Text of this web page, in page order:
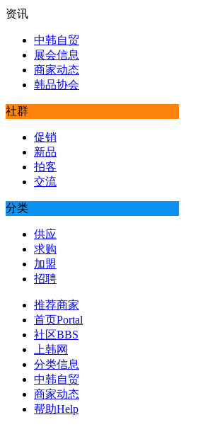
资讯
中韩自贸
展会信息
商家动态
韩品协会
社群
促销
新品
拍客
交流
分类
供应
求购
加盟
招聘
推荐商家
首页Portal
社区BBS
上韩网
分类信息
中韩自贸
商家动态
帮助Help